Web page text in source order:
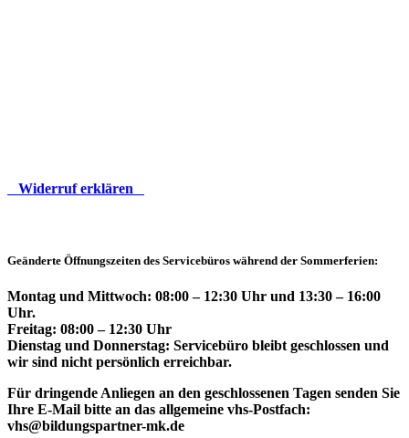
Widerruf erklären
Geänderte Öffnungszeiten des Servicebüros während der Sommerferien:
Montag und Mittwoch: 08:00 – 12:30 Uhr und 13:30 – 16:00
Uhr.
Freitag: 08:00 – 12:30 Uhr
Dienstag und Donnerstag: Servicebüro bleibt geschlossen und
wir sind nicht persönlich erreichbar.
Für dringende Anliegen an den geschlossenen Tagen senden Sie
Ihre E-Mail bitte an das allgemeine vhs-Postfach:
vhs@bildungspartner-mk.de